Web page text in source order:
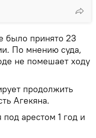
было принято 23
По мнению суда,
не помешает ходу
продолжить
Агекяна.
арестом 1 год и